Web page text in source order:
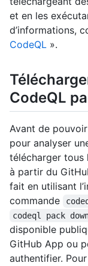
et en les
d’informations,
CodeQL ».
CodeQL
Avant de
pour analyser
télécharger tous
à partir du
fait en utilisant
commande
codeql pack
disponible
GitHub App ou
authentifier.